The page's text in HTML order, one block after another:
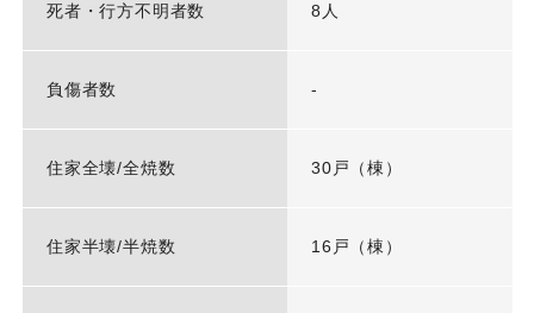
死者・行方不明者数 8人
負傷者数 -
住家全壊/全焼数 30戸（棟）
住家半壊/半焼数 16戸（棟）